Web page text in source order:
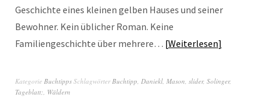
Geschichte eines kleinen gelben Hauses und seiner
Bewohner. Kein üblicher Roman. Keine
Familiengeschichte über mehrere… Weiterlesen
Kategorie Buchtipps Schlagwörter Buchtipp Daniekl Mason slider, Solinger,
Tageblatt; Wäldern